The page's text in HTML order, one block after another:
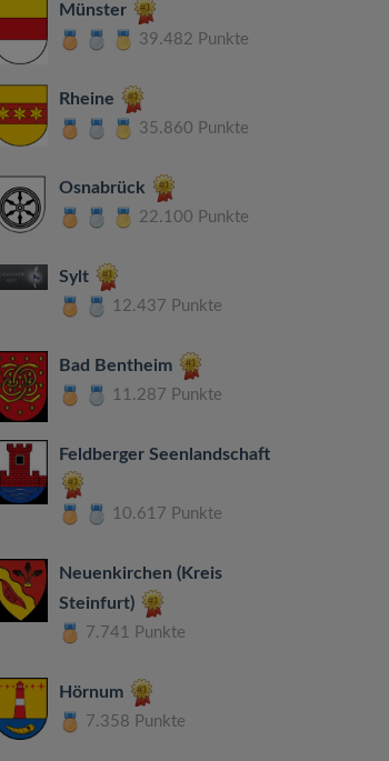
Münster
39.482 Punkte
Rheine
35.860 Punkte
Osnabrück
22.100 Punkte
Sylt
12.437 Punkte
Bad Bentheim
11.287 Punkte
Feldberger Seenlandschaft
10.617 Punkte
Neuenkirchen (Kreis
Steinfurt)
7.741 Punkte
Hörnum
7.358 Punkte